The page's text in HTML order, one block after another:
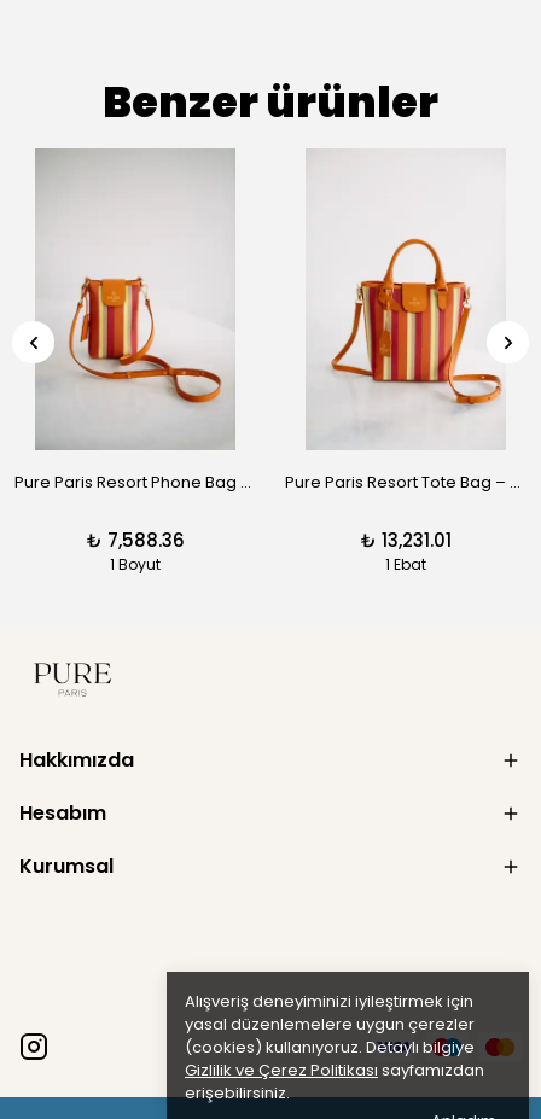
Alışveriş deneyiminizi iyileştirmek için
yasal düzenlemelere uygun çerezler
(cookies) kullanıyoruz. Detaylı bilgiye
Gizlilik ve Çerez Politikası sayfamızdan
erişebilirsiniz.
Benzer ürünler
Pure Paris Resort Phone Bag – Sunset Mauve
₺ 7,588.36
1 Boyut
Pure Paris Resort Tote Bag – Sunset Mauve
₺ 13,231.01
1 Ebat
Hakkımızda
Hesabım
Kurumsal